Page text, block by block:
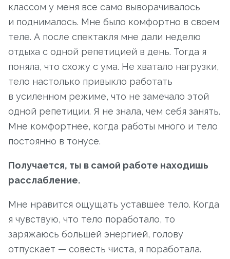
классом у меня все само выворачивалось
и поднималось. Мне было комфортно в своем
теле. А после спектакля мне дали неделю
отдыха с одной репетицией в день. Тогда я
поняла, что схожу с ума. Не хватало нагрузки,
тело настолько привыкло работать
в усиленном режиме, что не замечало этой
одной репетиции. Я не знала, чем себя занять.
Мне комфортнее, когда работы много и тело
постоянно в тонусе.
Получается, ты в самой работе находишь
расслабление.
Мне нравится ощущать уставшее тело. Когда
я чувствую, что тело поработало, то
заряжаюсь большей энергией, голову
отпускает — совесть чиста, я поработала.